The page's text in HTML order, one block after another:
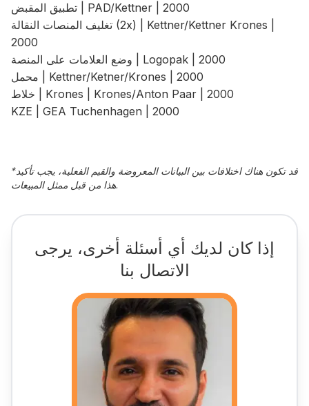
تطبيق المقبض | PAD/Kettner | 2000
تغليف المنصات النقالة (2x) | Kettner/Kettner Krones |
2000
وضع العلامات على المنصة | Logopak | 2000
محمل | Kettner/Ketner/Krones | 2000
خلاط | Krones | Krones/Anton Paar | 2000
KZE | GEA Tuchenhagen | 2000
*قد تكون هناك اختلافات بين البيانات المعروضة والقيم الفعلية، يجب تأكيد
هذا من قبل ممثل المبيعات.
إذا كان لديك أي أسئلة أخرى، يرجى
الاتصال بنا